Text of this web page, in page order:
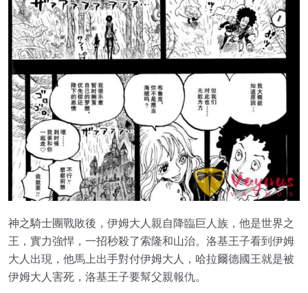
神之騎士團戰敗後，伊姆大人親自降臨巨人族，他是世界之
王，實力強悍，一招秒殺了索隆和山治。洛基王子看到伊姆
大人出現，他馬上出手對付伊姆大人，哈拉爾德國王就是被
伊姆大人害死，洛基王子要幫父親報仇。